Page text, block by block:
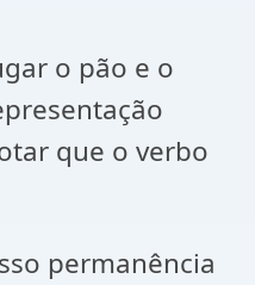
o pão e o
que o verbo
permanência